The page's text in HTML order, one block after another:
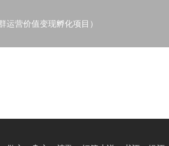
营价值变现孵化项目）